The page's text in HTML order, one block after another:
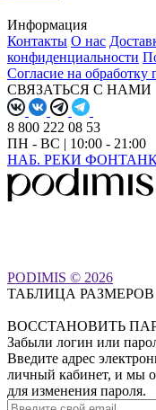
Информация
Контакты О нас
конфиденциальности
Согласие на
СВЯЗАТЬСЯ С НАМИ
8 800 222 08 53
ПН - ВС | 10:00 - 21:00
НАБ. РЕКИ
PODIMIS © 2026
ТАБЛИЦА РАЗМЕРОВ
ВОССТАНОВИТЬ
Забыли логин или
Введите адрес
личный кабинет, и мы
для изменения пароля.